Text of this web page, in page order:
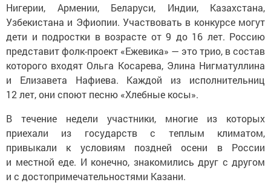
Нигерии, Армении, Беларуси, Индии, Казахстана,
Узбекистана и Эфиопии. Участвовать в конкурсе могут
дети и подростки в возрасте от 9 до 16 лет. Россию
представит фолк-проект «Ежевика» — это трио, в состав
которого входят Ольга Косарева, Элина Нигматуллина
и Елизавета Нафиева. Каждой из исполнительниц
12 лет, они споют песню «Хлебные косы».
В течение недели участники, многие из которых
приехали из государств с теплым климатом,
привыкали к условиям поздней осени в России
и местной еде. И конечно, знакомились друг с другом
и с достопримечательностями Казани.